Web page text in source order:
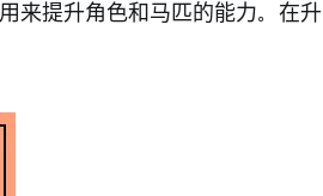
来提升角色和马匹的能力。在升